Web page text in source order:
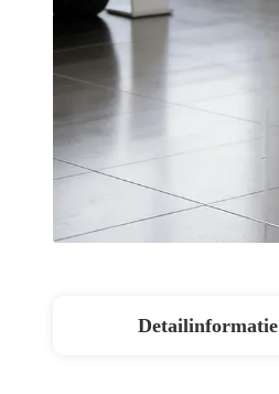
Detailinformatie